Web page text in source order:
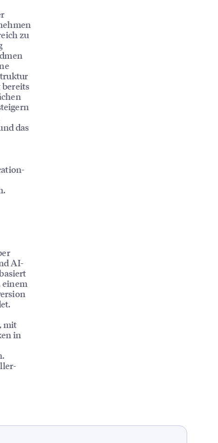
zu
das
AI-
einem
mit
in